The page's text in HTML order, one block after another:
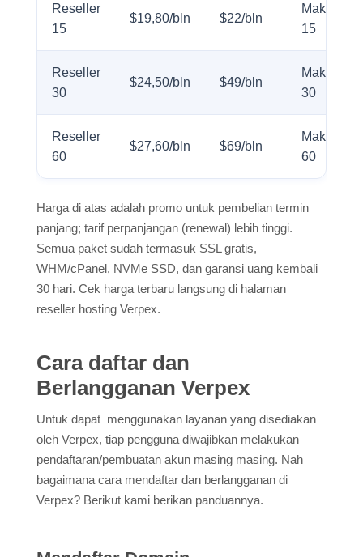
Reseller
15
$19,80/bln $22/bln
Maks
15
Reseller
30
$24,50/bln $49/bln
Maks
30
Reseller
60
$27,60/bln $69/bln
Maks
60
Harga di atas adalah promo untuk pembelian termin
panjang; tarif perpanjangan (renewal) lebih tinggi.
Semua paket sudah termasuk SSL gratis,
WHM/cPanel, NVMe SSD, dan garansi uang kembali
30 hari. Cek harga terbaru langsung di halaman
reseller hosting Verpex.
Cara daftar dan
Berlangganan Verpex
Untuk dapat menggunakan layanan yang disediakan
oleh Verpex, tiap pengguna diwajibkan melakukan
pendaftaran/pembuatan akun masing masing. Nah
bagaimana cara mendaftar dan berlangganan di
Verpex? Berikut kami berikan panduannya.